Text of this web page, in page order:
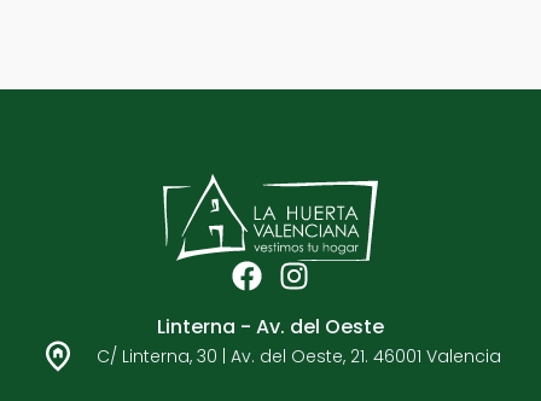
F
a
c
e
I
s
t
Linterna - Av. del Oeste
C/ Linterna, 30 | Av. del Oeste, 21. 46001 Valencia